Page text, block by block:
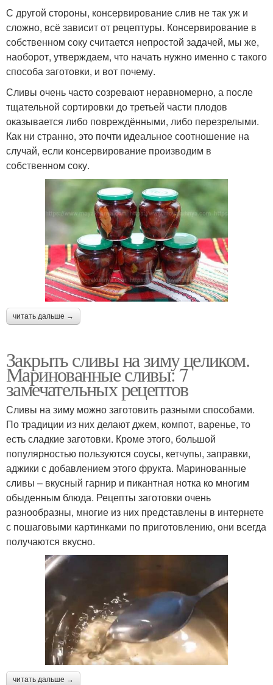
С другой стороны, консервирование слив не так уж и
сложно, всё зависит от рецептуры. Консервирование в
собственном соку считается непростой задачей, мы же,
наоборот, утверждаем, что начать нужно именно с такого
способа заготовки, и вот почему.
Сливы очень часто созревают неравномерно, а после
тщательной сортировки до третьей части плодов
оказывается либо повреждёнными, либо перезрелыми.
Как ни странно, это почти идеальное соотношение на
случай, если консервирование производим в
собственном соку.
читать дальше →
Закрыть сливы на зиму целиком.
Маринованные сливы: 7
замечательных рецептов
Сливы на зиму можно заготовить разными способами.
По традиции из них делают джем, компот, варенье, то
есть сладкие заготовки. Кроме этого, большой
популярностью пользуются соусы, кетчупы, заправки,
аджики с добавлением этого фрукта. Маринованные
сливы – вкусный гарнир и пикантная нотка ко многим
обыденным блюда. Рецепты заготовки очень
разнообразны, многие из них представлены в интернете
с пошаговыми картинками по приготовлению, они всегда
получаются вкусно.
читать дальше →